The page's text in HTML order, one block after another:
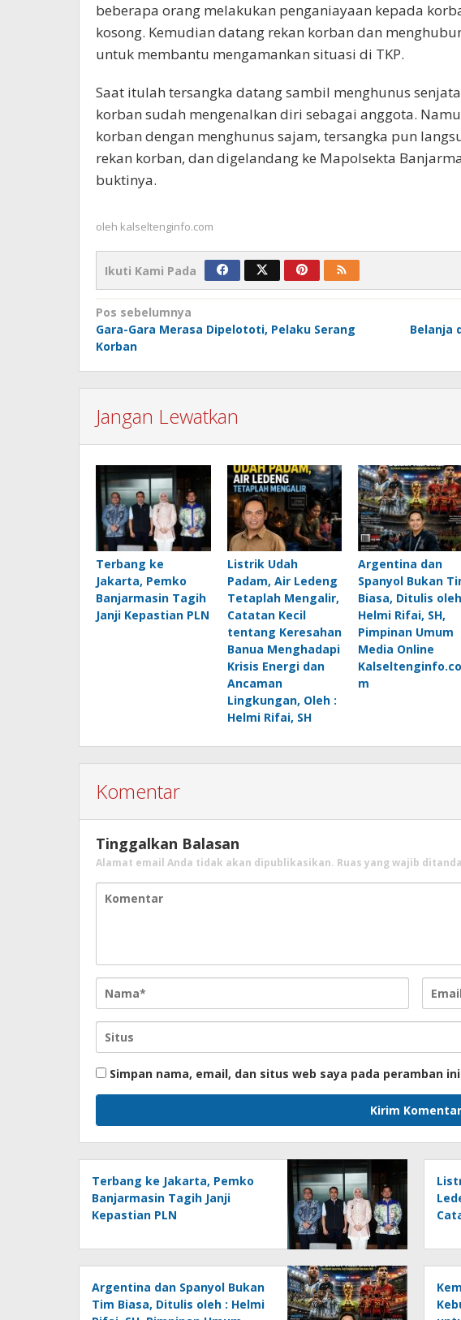
beberapa orang melakukan penganiayaan kepada
kosong. Kemudian datang rekan korban dan
untuk membantu mengamankan situasi di TKP.
Saat itulah tersangka datang sambil menghunus
korban sudah mengenalkan diri sebagai anggota.
korban dengan menghunus sajam, tersangka pun
rekan korban, dan digelandang ke Mapolsekta
buktinya.
oleh kalseltenginfo.com
Ikuti Kami Pada
Navigasi
pos
Pos sebelumnya
Gara-Gara Merasa Dipelototi, Pelaku Serang
Korban
Belanja
Jangan Lewatkan
Terbang ke
Jakarta, Pemko
Banjarmasin Tagih
Janji Kepastian PLN
Listrik Udah
Padam, Air Ledeng
Tetaplah Mengalir,
Catatan Kecil
tentang Keresahan
Banua Menghadapi
Krisis Energi dan
Ancaman
Lingkungan, Oleh :
Helmi Rifai, SH
Argentina dan
Spanyol Bukan
Biasa, Ditulis
Helmi Rifai, SH,
Pimpinan Umum
Media Online
Kalseltenginfo.co
m
Komentar
Tinggalkan Balasan
Alamat email Anda tidak akan dipublikasikan. Ruas yang wajib
Simpan nama, email, dan situs web saya pada peramban
Terbang ke Jakarta, Pemko
Banjarmasin Tagih Janji
Kepastian PLN
Argentina dan Spanyol Bukan
Tim Biasa, Ditulis oleh : Helmi